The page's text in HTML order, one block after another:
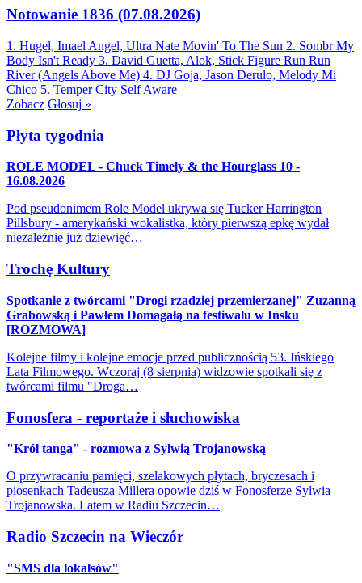
Notowanie 1836 (07.08.2026)
1. Hugel, Imael Angel, Ultra Nate Movin' To The Sun 2. Sombr My
Body Isn't Ready 3. David Guetta, Alok, Stick Figure Run Run
River (Angels Above Me) 4. DJ Goja, Jason Derulo, Melody Mi
Chico 5. Temper City Self Aware
Zobacz Głosuj »
Płyta tygodnia
ROLE MODEL - Chuck Timely & the Hourglass 10 -
16.08.2026
Pod pseudonimem Role Model ukrywa się Tucker Harrington
Pillsbury - amerykański wokalistka, który pierwszą epkę wydał
niezależnie już dziewięć…
Trochę Kultury
Spotkanie z twórcami "Drogi rzadziej przemierzanej" Zuzanną
Grabowską i Pawłem Domagałą na festiwalu w Ińsku
[ROZMOWA]
Kolejne filmy i kolejne emocje przed publicznością 53. Ińskiego
Lata Filmowego. Wczoraj (8 sierpnia) widzowie spotkali się z
twórcami filmu "Droga…
Fonosfera - reportaże i słuchowiska
"Król tanga" - rozmowa z Sylwią Trojanowską
O przywracaniu pamięci, szelakowych płytach, bryczesach i
piosenkach Tadeusza Millera opowie dziś w Fonosferze Sylwia
Trojanowska. Latem w Radiu Szczecin…
Radio Szczecin na Wieczór
"SMS dla lokalsów"